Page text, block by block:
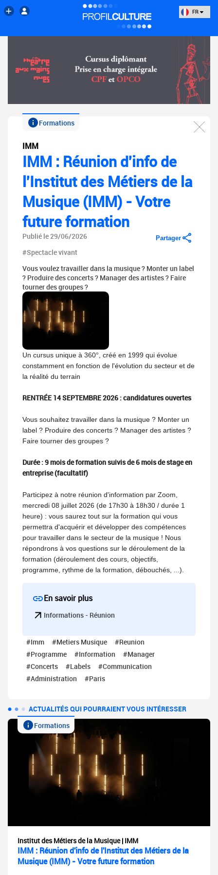
FR
Formations
IMM
IMM : Réunion d'info de
l'Institut des Métiers de la
Musique (IMM) - Votre
future formation
Publié le 29/06/2026
#Spectacle vivant
Partager
Vous voulez travailler dans la musique ? Monter un label
? Produire des concerts ? Manager des artistes ? Faire
tourner des groupes ?
Un cursus unique à 360°, créé en 1999 qui évolue
constamment en fonction de l'évolution du secteur et de
la réalité du terrain
RENTRÉE 14 SEPTEMBRE 2026 : candidatures ouvertes
Vous souhaitez travailler dans la musique ? Monter un
label ? Produire des concerts ? Manager des artistes ?
Faire tourner des groupes ?
Durée : 9 mois de formation suivis de 6 mois de stage en
entreprise (facultatif)
Participez à notre réunion d'information par Zoom,
mercredi 08 juillet 2026 (de 17h30 à 18h30 / durée 1
heure) : vous saurez tout sur la formation qui vous
permettra d'acquérir et développer des compétences
pour travailler dans le secteur de la musique ! Nous
répondrons à vos questions sur le déroulement de la
formation (déroulement des cours, objectifs,
programme, rythme de la formation, débouchés, ...).
En savoir plus
Informations - Réunion
#Imm #Metiers Musique
#Reunion
#Programme
#Information
#Manager
#Concerts
#Labels
#Communication
#Administration
#Paris
ACTUALITÉS QUI POURRAIENT VOUS INTÉRESSER
Formations
Institut des Métiers de la Musique | IMM
IMM : Réunion d'info de l'Institut des Métiers de la
Musique (IMM) - Votre future formation